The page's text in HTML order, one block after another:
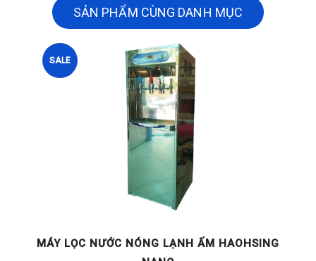
SẢN PHẨM CÙNG DANH MỤC
SALE
MÁY LỌC NƯỚC NÓNG LẠNH ẤM HAOHSING